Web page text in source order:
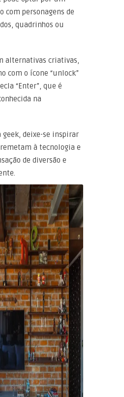
com personagens de
quadrinhos ou
alternativas criativas,
com o ícone “unlock”
“Enter”, que é
na
geek, deixe-se inspirar
à tecnologia e
de diversão e